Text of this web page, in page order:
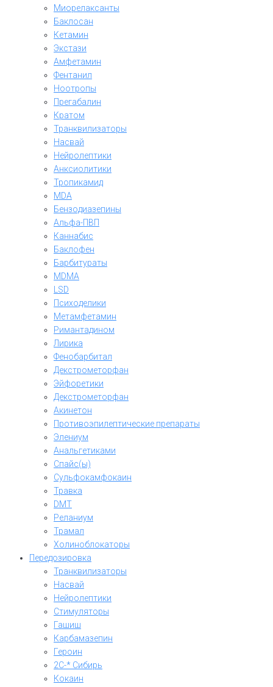
Миорелаксанты
Баклосан
Кетамин
Экстази
Амфетамин
Фентанил
Ноотропы
Прегабалин
Кратом
Транквилизаторы
Насвай
Нейролептики
Анксиолитики
Тропикамид
MDA
Бензодиазепины
Альфа-ПВП
Каннабис
Баклофен
Барбитураты
MDMA
LSD
Психоделики
Метамфетамин
Римантадином
Лирика
Фенобарбитал
Декстрометорфан
Эйфоретики
Декстрометорфан
Акинетон
Противоэпилептические препараты
Элениум
Анальгетиками
Спайс(ы)
Сульфокамфокаин
Травка
DMT
Реланиум
Трамал
Холиноблокаторы
Передозировка
Транквилизаторы
Насвай
Нейролептики
Стимуляторы
Гашиш
Карбамазепин
Героин
2C-* Сибирь
Кокаин